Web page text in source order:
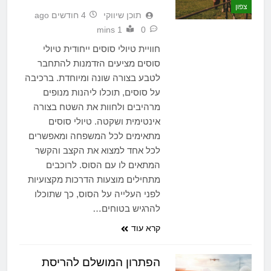
צפון
תוכן שיווקי
4 חודשים ago
0
1 mins
חוויית טיולי סוסים ייחודית טיולי
סוסים מציעים הזדמנות להתחבר
לטבע בצורה שונה ומיוחדת. ברכיבה
על סוסים, תוכלו ליהנות מנופים
מרהיבים ולחוות את השטח בצורה
אינטימית ושקטה. טיולי סוסים
מתאימים לכל המשפחה ומאפשרים
לכל אחד למצוא את הקצב והקשר
המתאים לו עם הסוס. לרוכבים
מתחילים מוצעות הדרכות מקצועיות
לפני העלייה על הסוס, כך שתוכלו
להרגיש בטוחים…
קרא עוד
הפתרון המושלם להריסת